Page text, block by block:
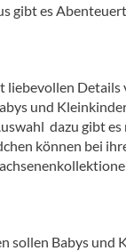
gibt es
liebevollen Details
und
 dazu gibt
können bei
sollen Babys und